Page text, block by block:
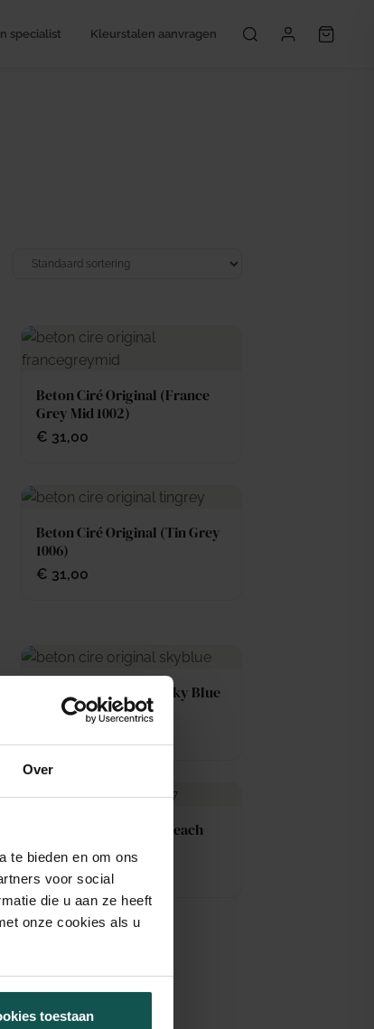
Over
te bieden en om ons
voor social
die u aan ze heeft
onze cookies als u
toestaan
specialist Kleurstalen aanvragen
Mijn account
Beton Ciré Original (France
Grey Mid 1002)
€ 31,00
Beton Ciré Original (Tin Grey
1006)
€ 31,00
Beton Ciré Original (Sky Blue
1011)
Beton Ciré Original (Peach
Blossom Dark 1017)